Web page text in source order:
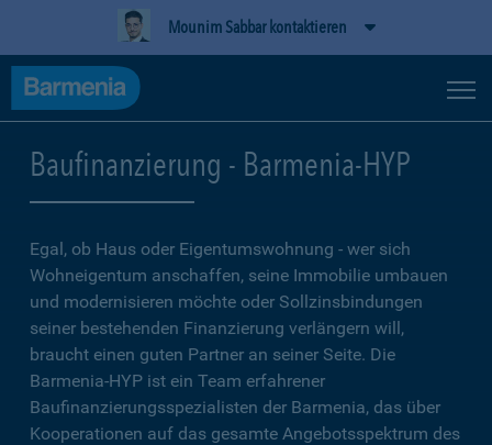
Mounim Sabbar kontaktieren
Baufinanzierung - Barmenia-HYP
Egal, ob Haus oder Eigentumswohnung - wer sich
Wohneigentum anschaffen, seine Immobilie umbauen
und modernisieren möchte oder Sollzinsbindungen
seiner bestehenden Finanzierung verlängern will,
braucht einen guten Partner an seiner Seite. Die
Barmenia-HYP ist ein Team erfahrener
Baufinanzierungsspezialisten der Barmenia, das über
Kooperationen auf das gesamte Angebotsspektrum des